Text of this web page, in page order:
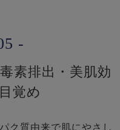
-
素排出・美肌効
覚め
ク質由来で肌にやさし